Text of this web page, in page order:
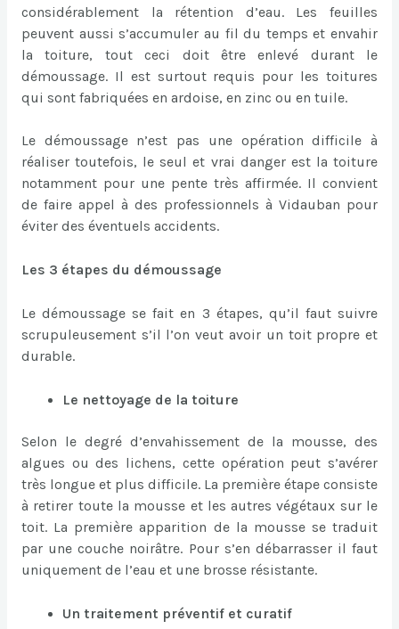
considérablement la rétention d’eau. Les feuilles
peuvent aussi s’accumuler au fil du temps et envahir
la toiture, tout ceci doit être enlevé durant le
démoussage. Il est surtout requis pour les toitures
qui sont fabriquées en ardoise, en zinc ou en tuile.
Le démoussage n’est pas une opération difficile à
réaliser toutefois, le seul et vrai danger est la toiture
notamment pour une pente très affirmée. Il convient
de faire appel à des professionnels à Vidauban pour
éviter des éventuels accidents.
Les 3 étapes du démoussage
Le démoussage se fait en 3 étapes, qu’il faut suivre
scrupuleusement s’il l’on veut avoir un toit propre et
durable.
Le nettoyage de la toiture
Selon le degré d’envahissement de la mousse, des
algues ou des lichens, cette opération peut s’avérer
très longue et plus difficile. La première étape consiste
à retirer toute la mousse et les autres végétaux sur le
toit. La première apparition de la mousse se traduit
par une couche noirâtre. Pour s’en débarrasser il faut
uniquement de l’eau et une brosse résistante.
Un traitement préventif et curatif